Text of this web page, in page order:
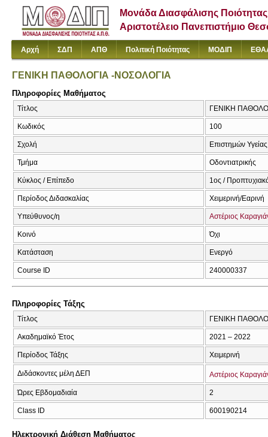
Μονάδα Διασφάλισης Ποιότητας
Αριστοτέλειο Πανεπιστήμιο
Αρχή ΣΔΠ ΑΠΘ Πολιτική Ποιότητας ΜΟΔΙΠ
ΓΕΝΙΚΗ ΠΑΘΟΛΟΓΙΑ -ΝΟΣΟΛΟΓΙΑ
Πληροφορίες Μαθήματος
Τίτλος ΓΕΝΙΚΗ
Κωδικός 100
Σχολή Επιστημών Υγείας
Τμήμα Οδοντιατρικής
Κύκλος / Επίπεδο 1ος /
Περίοδος Διδασκαλίας Χειμερινή/Εαρινή
Υπεύθυνος/η Αστέριος
Κοινό Όχι
Κατάσταση Ενεργό
Course ID 240000337
Πληροφορίες Τάξης
Τίτλος ΓΕΝΙΚΗ
Ακαδημαϊκό Έτος 2021 – 2022
Περίοδος Τάξης Χειμερινή
Διδάσκοντες μέλη ΔΕΠ Αστέριος
Ώρες Εβδομαδιαία 2
Class ID 600190214
Ηλεκτρονική Διάθεση Μαθήματος